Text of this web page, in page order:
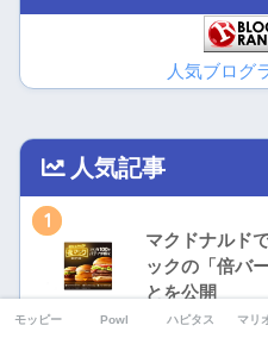
人気ブログ
人気記事
1
マクドナルド
ックの「倍バ
とを公開
モッピー Powl ハピタス マリ